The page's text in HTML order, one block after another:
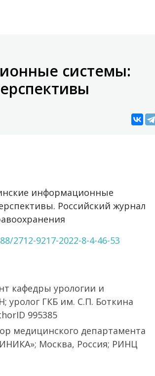
системы:
информационные
Российский журнал
2712-9217-2022-8-4-46-53
кафедры урологии и
уролог ГКБ им. С.П. Боткина
995385
медицинского департамента
Москва, Россия; РИНЦ